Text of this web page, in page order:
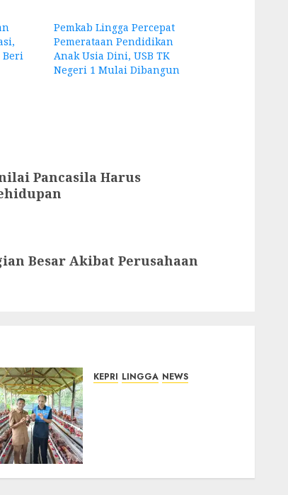
Beri
Pemkab Lingga Percepat
Pemerataan Pendidikan
Anak Usia Dini, USB TK
Negeri 1 Mulai Dibangun
Pancasila Harus
Besar Akibat Perusahaan
KEPRI LINGGA NEWS
08/08/2026 0